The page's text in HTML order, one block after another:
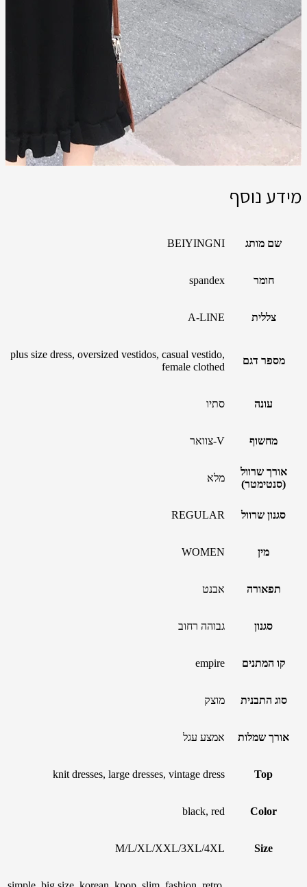
מידע נוסף
שם מותג BEIYINGNI
חומר spandex
צללית A-LINE
מספר דגם
plus size dress, oversized vestidos, casual vestido,
female clothed
עונה סתיו
מחשוף V-צוואר
אורך שרוול
(סנטימטר)
מלא
סגנון שרוול REGULAR
מין WOMEN
תפאורה אבנט
סגנון גבוהה רחוב
קו המתנים empire
סוג התבנית מוצק
אורך שמלות אמצע עגל
Top
knit dresses, large dresses, vintage dress
Color
black, red
Size
M/L/XL/XXL/3XL/4XL